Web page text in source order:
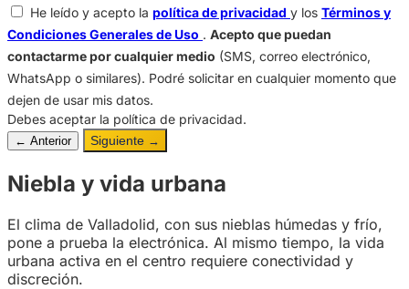
He leído y acepto la política de privacidad y los Términos y
Condiciones Generales de Uso . Acepto que puedan
contactarme por cualquier medio (SMS, correo electrónico,
WhatsApp o similares). Podré solicitar en cualquier momento que
dejen de usar mis datos.
Debes aceptar la política de privacidad.
← Anterior Siguiente →
Niebla y vida urbana
El clima de Valladolid, con sus nieblas húmedas y frío,
pone a prueba la electrónica. Al mismo tiempo, la vida
urbana activa en el centro requiere conectividad y
discreción.